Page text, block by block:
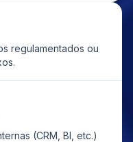
regulamentados ou
(CRM, BI, etc.)